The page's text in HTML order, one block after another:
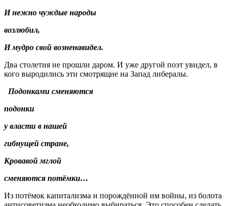
И нежно чуждые народы
возлюбил,
И мудро свой возненавидел.
Два столетия не прошли даром. И уже другой поэт увидел, в
кого выродились эти смотрящие на Запад либералы.
Подонками сменяются
подонки
у власти в нашей
гибнущей стране,
Кровавой мглой
сменяются потёмки…
Из потёмок капитализма и порождённой им войны, из болота